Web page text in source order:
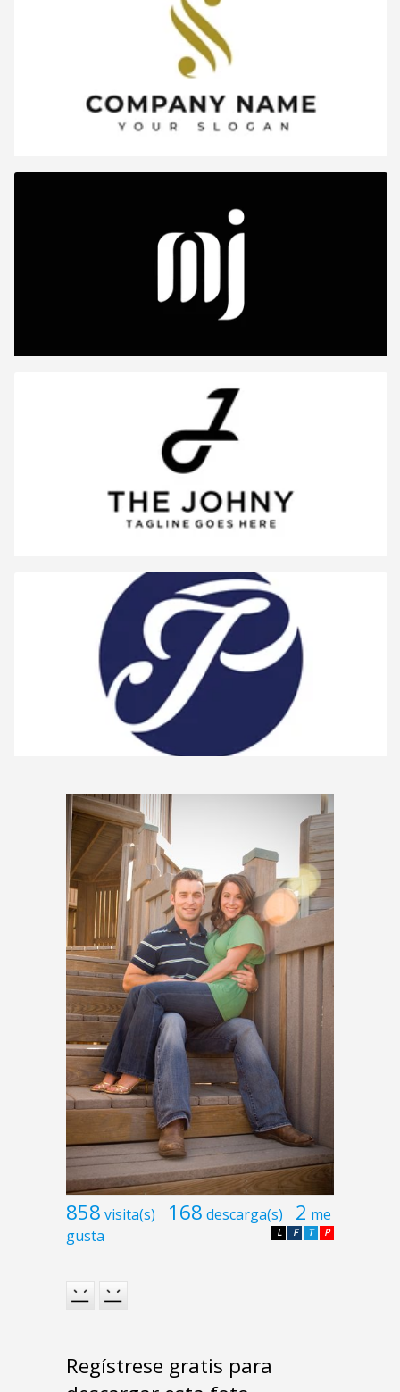
858 visita(s) 168 descarga(s) 2 me
gusta
P
T
F
L
Regístrese gratis para